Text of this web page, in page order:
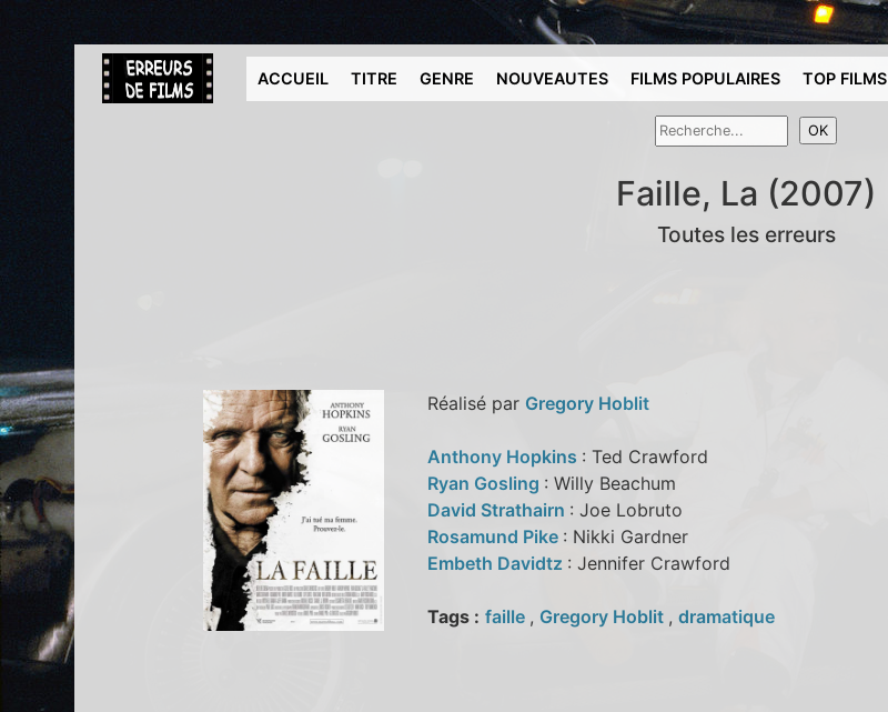
ACCUEIL TITRE GENRE NOUVEAUTES FILMS POPULAIRES TOP FILMS
Faille, La (2007)
Toutes les erreurs
Réalisé par Gregory Hoblit
Anthony Hopkins : Ted Crawford
Ryan Gosling : Willy Beachum
David Strathairn : Joe Lobruto
Rosamund Pike : Nikki Gardner
Embeth Davidtz : Jennifer Crawford
Tags : faille , Gregory Hoblit , dramatique